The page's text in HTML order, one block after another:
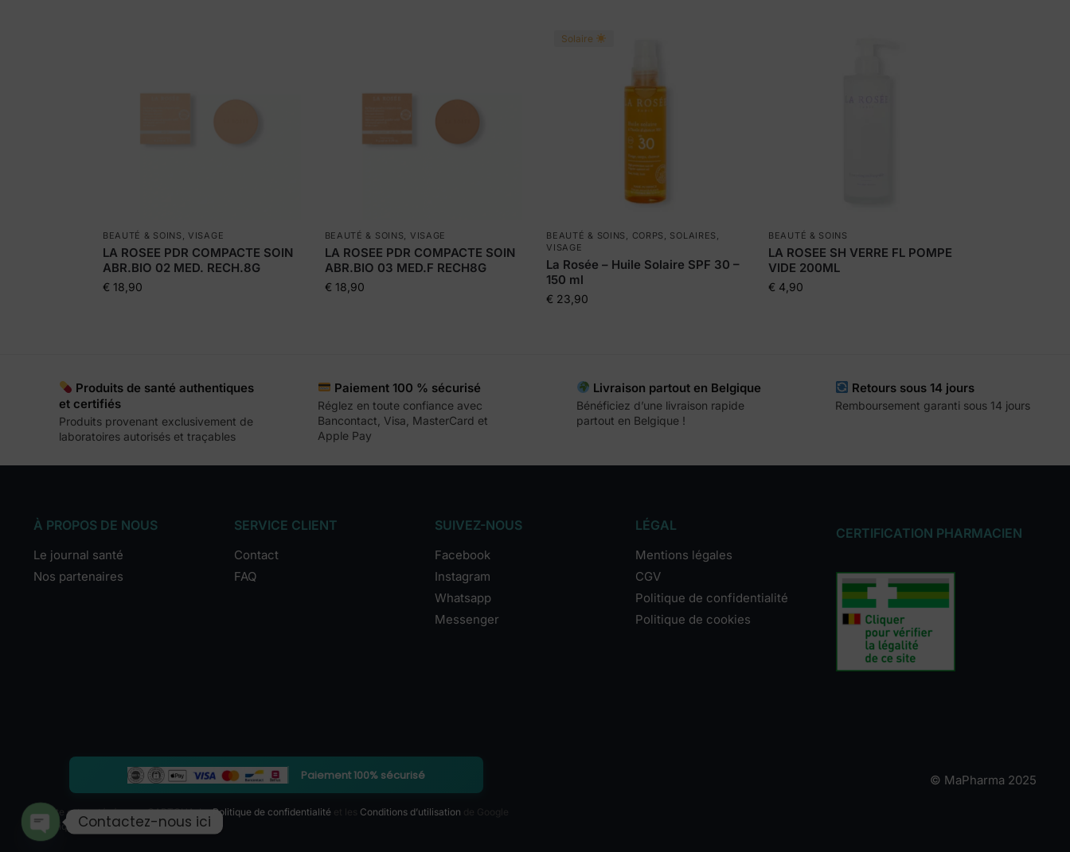
BEAUTÉ & SOINS ,VISAGE
LA ROSEE PDR COMPACTE SOIN
ABR.BIO 02 MED. RECH.8G
€ 18,90
BEAUTÉ & SOINS VISAGE
LA ROSEE PDR COMPACTE SOIN
ABR.BIO 03 MED.F RECH8G
€ 18,90
Solaire
BEAUTÉ & SOINS CORPS SOLAIRES
VISAGE
La Rosée – Huile Solaire SPF 30 –
150 ml
€ 23,90
BEAUTÉ & SOINS
LA ROSEE SH VERRE FL POMPE
VIDE 200ML
€ 4,90
Produits de santé authentiques
et certifiés
Produits provenant exclusivement de
laboratoires autorisés et traçables
Paiement 100 % sécurisé
Réglez en toute confiance avec
Bancontact, Visa, MasterCard et
Apple Pay
Livraison partout en Belgique
Bénéficiez d’une livraison rapide
partout en Belgique !
Retours sous 14 jours
Remboursement garanti sous 14 jours
À PROPOS DE NOUS
Le journal santé
Nos partenaires
SERVICE CLIENT
Contact
FAQ
SUIVEZ-NOUS
Facebook
Instagram
Whatsapp
Messenger
LÉGAL
Mentions légales
CGV
Politique de confidentialité
Politique de cookies
CERTIFICATION PHARMACIEN
Paiement 100% sécurisé
Ce site est protégé par reCAPTCHA. LaPolitique de confidentialitéet les Conditions d’utilisation
s’appliquent.
© MaPharma 2025
Contactez-nous ici